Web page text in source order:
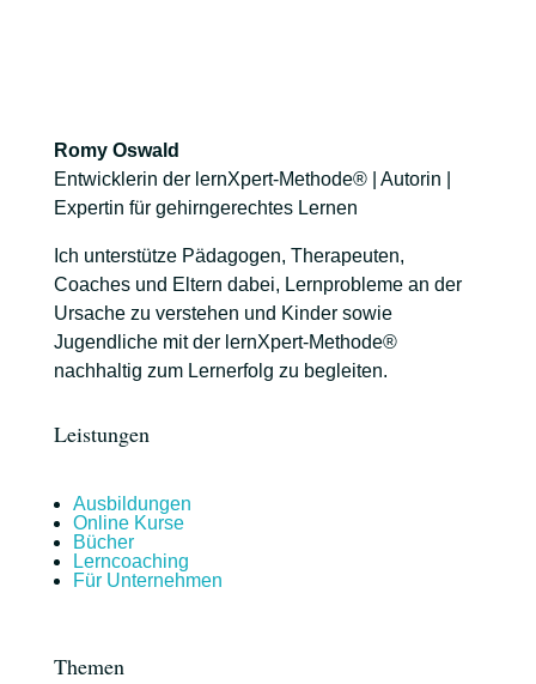
Romy Oswald
Entwicklerin der lernXpert-Methode® | Autorin |
Expertin für gehirngerechtes Lernen
Ich unterstütze Pädagogen, Therapeuten,
Coaches und Eltern dabei, Lernprobleme an der
Ursache zu verstehen und Kinder sowie
Jugendliche mit der lernXpert-Methode®
nachhaltig zum Lernerfolg zu begleiten.
Leistungen
Ausbildungen
Online Kurse
Bücher
Lerncoaching
Für Unternehmen
Themen